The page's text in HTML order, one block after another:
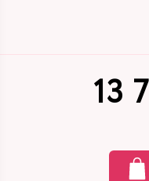
13